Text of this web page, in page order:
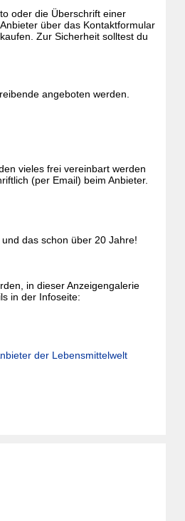
oder die Überschrift einer
über das Kontaktformular
Zur Sicherheit solltest du
angeboten werden.
vieles frei vereinbart werden
(per Email) beim Anbieter.
das schon über 20 Jahre!
in dieser Anzeigengalerie
in der Infoseite:
der Lebensmittelwelt